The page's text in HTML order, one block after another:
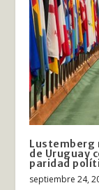
Lustemberg
de Uruguay
paridad
septiembre 24,